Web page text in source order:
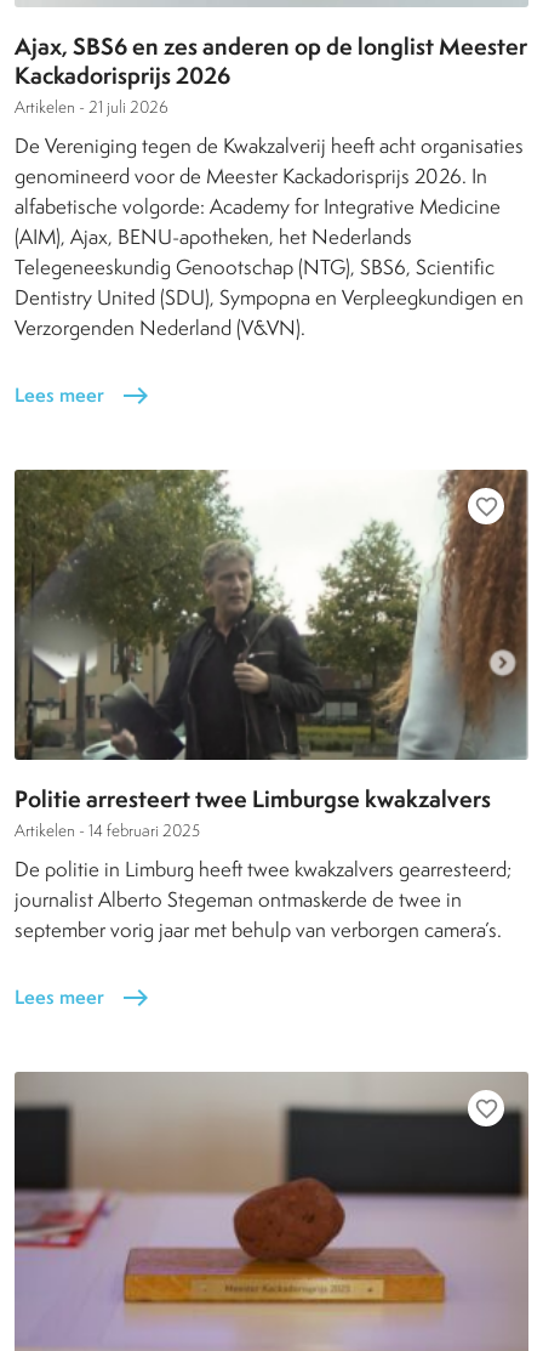
Ajax, SBS6 en zes anderen op de longlist Meester
Kackadorisprijs 2026
Artikelen - 21 juli 2026
De Vereniging tegen de Kwakzalverij heeft acht organisaties
genomineerd voor de Meester Kackadorisprijs 2026. In
alfabetische volgorde: Academy for Integrative Medicine
(AIM), Ajax, BENU-apotheken, het Nederlands
Telegeneeskundig Genootschap (NTG), SBS6, Scientific
Dentistry United (SDU), Sympopna en Verpleegkundigen en
Verzorgenden Nederland (V&VN).
Lees meer east
favorite_border
Politie arresteert twee Limburgse kwakzalvers
Artikelen - 14 februari 2025
De politie in Limburg heeft twee kwakzalvers gearresteerd;
journalist Alberto Stegeman ontmaskerde de twee in
september vorig jaar met behulp van verborgen camera’s.
Lees meer east
favorite_border